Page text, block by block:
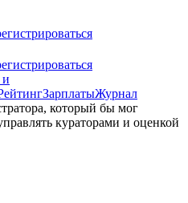
ЗарплатыЖурнал
который бы мог
кураторами и оценкой